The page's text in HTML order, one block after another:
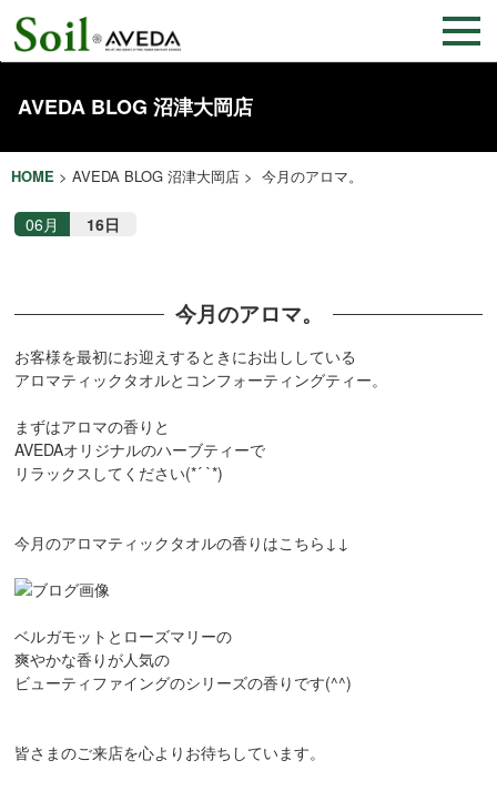
AVEDA BLOG 沼津大岡店
HOME > AVEDA BLOG 沼津大岡店 > 今月のアロマ。
06月 16日
今月のアロマ。
お客様を最初にお迎えするときにお出ししている
アロマティックタオルとコンフォーティングティー。
まずはアロマの香りと
AVEDAオリジナルのハーブティーで
リラックスしてください(*´ `*)
今月のアロマティックタオルの香りはこちら↓↓
ベルガモットとローズマリーの
爽やかな香りが人気の
ビューティファイングのシリーズの香りです(^^)
皆さまのご来店を心よりお待ちしています。